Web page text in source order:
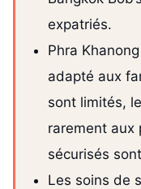
expatriés.
Phra
adapté aux
sont limités,
rarement aux
sécurisés
Les soins de